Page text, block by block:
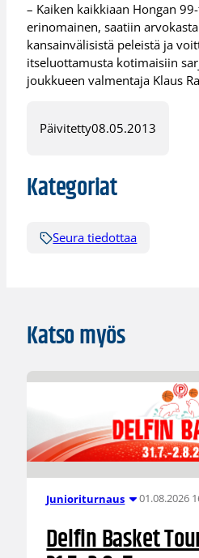
– Kaiken kaikkiaan Hongan
erinomainen, saatiin
kansainvälisistä peleistä ja
itseluottamusta kotimaisiin
joukkueen valmentaja Klaus
Päivitetty08.05.2013
Kategoriat
Seura tiedottaa
Katso myös
Junioriturnaus 01.08.2026
Delfin Basket